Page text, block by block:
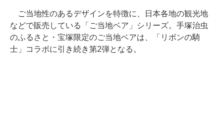
ご当地性のあるデザインを特徴に、日本各地の観光地
などで販売している「ご当地ベア」シリーズ。手塚治虫
のふるさと・宝塚限定のご当地ベアは、「リボンの騎
士」コラボに引き続き第2弾となる。